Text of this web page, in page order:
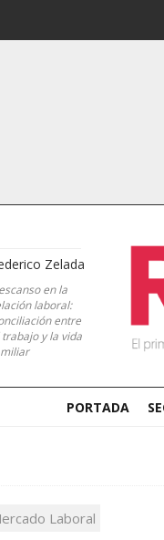
Zelada
en la
laboral:
entre
trabajo y la vida
PORTADA
Laboral